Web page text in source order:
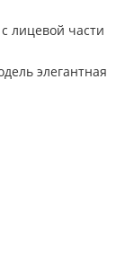
лицевой части
элегантная